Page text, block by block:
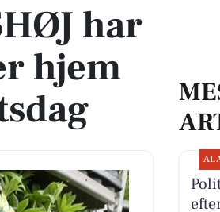
har
hjem